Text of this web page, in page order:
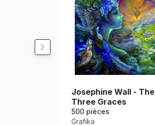
Josephine Wall - The
Three Graces
500 pièces
Grafika